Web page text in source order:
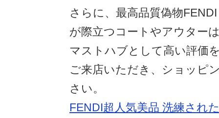
さらに、最高品質偽物
が際立つコートやアウター
マストハブとして高い評価
ご来店いただき、ショッピ
さい。
FENDI超人気美品 洗練され